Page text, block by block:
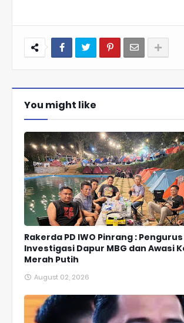
You might like
Rakerda PD IWO Pinrang :
Investigasi Dapur MBG dan Awasi
Merah Putih
August 02, 2026